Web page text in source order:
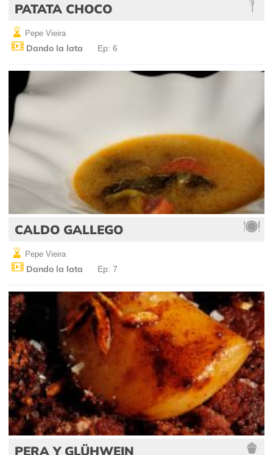
PATATA CHOCO
Pepe Vieira
Dando la lata Ep: 6
CALDO GALLEGO
Pepe Vieira
Dando la lata Ep: 7
PERA Y GLÜHWEIN